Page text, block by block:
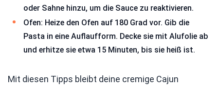
oder Sahne hinzu, um die Sauce zu reaktivieren.
Ofen: Heize den Ofen auf 180 Grad vor. Gib die
Pasta in eine Auflaufform. Decke sie mit Alufolie ab
und erhitze sie etwa 15 Minuten, bis sie heiß ist.
Mit diesen Tipps bleibt deine cremige Cajun